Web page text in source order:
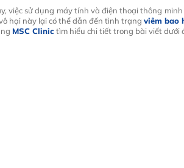
việc sử dụng máy tính và điện thoại thông
hại này lại có thể dẫn đến tình trạng viêm bao
MSC Clinictìm hiểu chi tiết trong bài viết dưới